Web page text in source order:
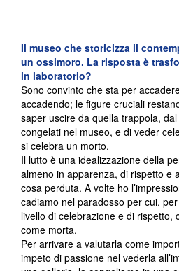
Il museo che storicizza il
un ossimoro. La risposta è
in laboratorio?
Sono convinto che sta per
accadendo; le figure cruciali
saper uscire da quella trappola,
congelati nel museo, e di veder
si celebra un morto.
Il lutto è una idealizzazione della
almeno in apparenza, di rispetto e
cosa perduta. A volte ho
cadiamo nel paradosso per cui,
livello di celebrazione e di rispetto,
come morta.
Per arrivare a valutarla come
impeto di passione nel vederla